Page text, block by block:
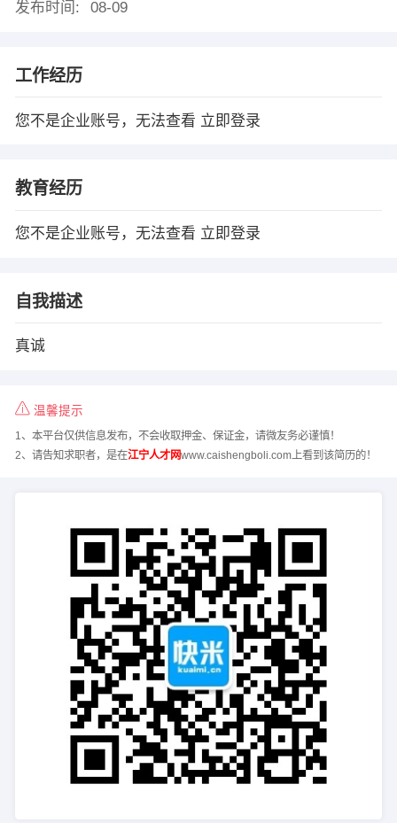
发布时间:
08-09
工作经历
您不是企业账号，无法查看 立即登录
教育经历
您不是企业账号，无法查看 立即登录
自我描述
真诚
温馨提示
1、本平台仅供信息发布，不会收取押金、保证金，请微友务必谨慎！
2、请告知求职者，是在江宁人才网www.caishengboli.com上看到该简历的！